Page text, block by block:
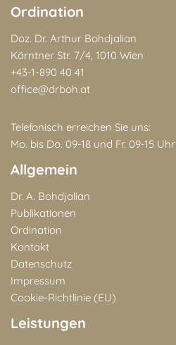
Ordination
Doz. Dr. Arthur Bohdjalian
Kärntner Str. 7/4, 1010 Wien
+43-1-890 40 41
office@drboh.at
Telefonisch erreichen Sie uns:
Mo. bis Do. 09-18 und Fr. 09-15 Uhr
Allgemein
Dr. A. Bohdjalian
Publikationen
Ordination
Kontakt
Datenschutz
Impressum
Cookie-Richtlinie (EU)
Leistungen